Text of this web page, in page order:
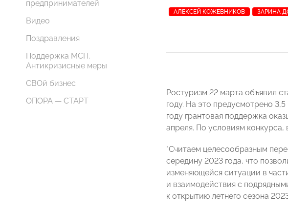
предпринимателей
Видео
Поздравления
Поддержка МСП.
Антикризисные меры
СВОй бизнес
ОПОРА — СТАРТ
АЛЕКСЕЙ КОЖЕВНИКОВ ЗАРИНА
Ростуризм 22 марта объявил
году. На это предусмотрено
году грантовая поддержка
апреля. По условиям
"Считаем целесообразным
середину 2023 года, что
изменяющейся ситуации в
и взаимодействия с
к открытию летнего сезона